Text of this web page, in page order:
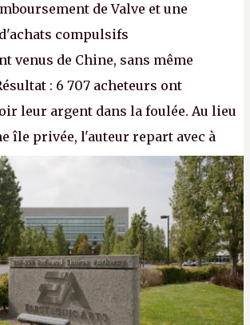
de Valve et une
compulsifs
venus de Chine, sans même
: 6 707 acheteurs ont
leur argent dans la foulée. Au lieu
île privée, l'auteur repart avec à
en poche. C'est toujours plus
temps passé à dev, mais ça
malins qu'on ne braque pas
facilement.P.